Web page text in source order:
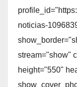
noticias-
stream="show"
height="550"